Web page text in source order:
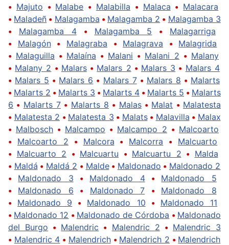
• Majuto • Malabe • Malabilla • Malaca • Malacara
• Maladeñ • Malagamba • Malagamba 2 • Malagamba 3
• Malagamba 4• Malagamba 5 • Malagarriga
• Malagón• Malagraba • Malagrava • Malagrida
• Malaguilla • Malaína • Malani • Malani 2 • Malany
• Malany 2 • Malars• Malars 2 • Malars 3 • Malars 4
• Malars 5 • Malars 6 • Malars 7• Malars 8 • Malarts
• Malarts 2 • Malarts 3 • Malarts 4 • Malarts 5 • Malarts
6 • Malarts 7 • Malarts 8 • Malas• Malat • Malatesta
• Malatesta 2 • Malatesta 3 • Malats• Malavilla • Malax
• Malbosch • Malcampo • Malcampo 2 • Malcoarto
• Malcoarto 2 • Malcora • Malcorra • Malcuarto
• Malcuarto 2 • Malcuartu • Malcuartu 2 • Malda
• Maldá • Maldá 2 • Malde• Maldonado • Maldonado 2
• Maldonado 3 • Maldonado 4• Maldonado 5
• Maldonado 6 • Maldonado 7 • Maldonado 8
• Maldonado 9 • Maldonado 10 • Maldonado 11
• Maldonado 12 • Maldonado de Córdoba • Maldonado
del Burgo • Malendric • Malendric 2 • Malendric 3
• Malendric 4 • Malendrich• Malendrich 2 • Malendrich